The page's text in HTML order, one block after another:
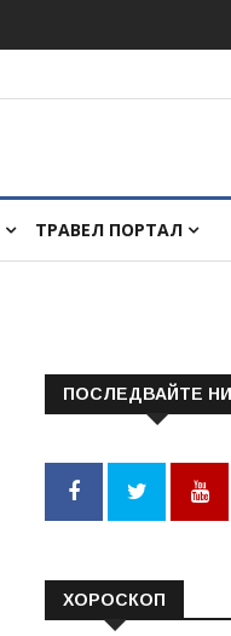
ТРАВЕЛ ПОРТАЛ
ПОСЛЕДВАЙТЕ
ХОРОСКОП